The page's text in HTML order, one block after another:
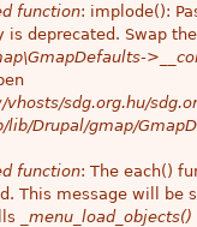
function: implode():
is deprecated. Swap
vhosts/sdg.org.hu/
lib/Drupal/gmap/
function: The each()
This message will be
_menu_load_objects()